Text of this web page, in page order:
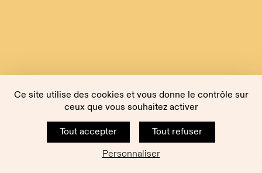
Ce site utilise des cookies et vous donne le contrôle sur
ceux que vous souhaitez activer
Tout accepter
Tout refuser
Personnaliser